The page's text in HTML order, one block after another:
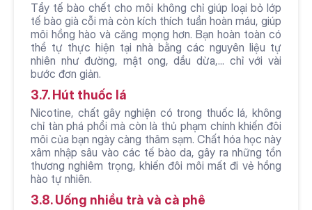
Tẩy tế bào chết cho môi không chỉ giúp loại bỏ lớp
tế bào già cỗi mà còn kích thích tuần hoàn máu, giúp
môi hồng hào và căng mọng hơn. Bạn hoàn toàn có
thể tự thực hiện tại nhà bằng các nguyên liệu tự
nhiên như đường, mật ong, dầu dừa,... chỉ với vài
bước đơn giản.
3.7. Hút thuốc lá
Nicotine, chất gây nghiện có trong thuốc lá, không
chỉ tàn phá phổi mà còn là thủ phạm chính khiến đôi
môi của bạn ngày càng thâm sạm. Chất hóa học này
xâm nhập sâu vào các tế bào da, gây ra những tổn
thương nghiêm trọng, khiến đôi môi mất đi vẻ hồng
hào tự nhiên.
3.8. Uống nhiều trà và cà phê